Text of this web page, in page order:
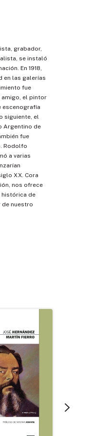
grabador,
se instaló
En 1918,
en las galerías
fue
amigo, el pintor
escenografía
siguiente, el
Argentino de
fue
Rodolfo
a varias
XX. Cora
nos ofrece
histórica de
de nuestro